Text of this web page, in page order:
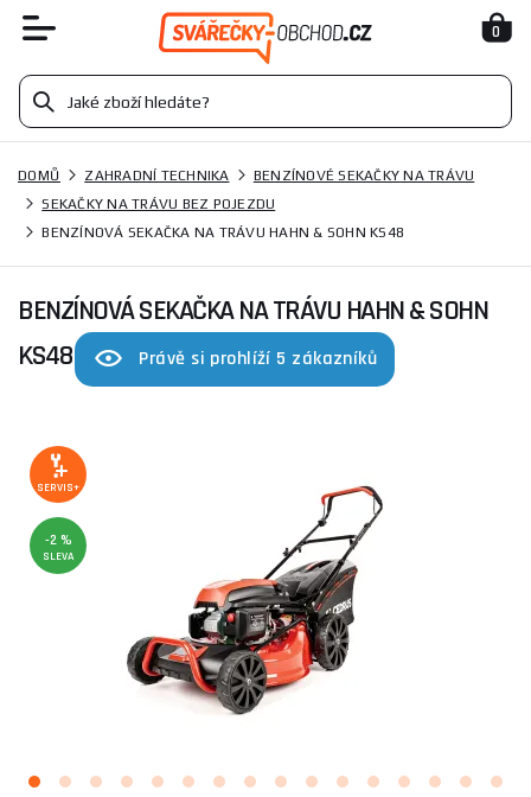
0
DOMŮ ZAHRADNÍ TECHNIKA
BENZÍNOVÉ SEKAČKY NA TRÁVU
SEKAČKY NA TRÁVU BEZ POJEZDU
BENZÍNOVÁ SEKAČKA NA TRÁVU HAHN & SOHN KS48
BENZÍNOVÁ SEKAČKA NA TRÁVU HAHN & SOHN
KS48
Právě si prohlíží 5 zákazníků
SERVIS+
-2 %
SLEVA